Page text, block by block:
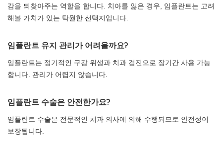
감을 되찾아주는 역할을 합니다. 치아를 잃은 경우, 임플란트는 고려
해볼 가치가 있는 탁월한 선택지입니다.
임플란트 유지 관리가 어려울까요?
임플란트는 정기적인 구강 위생과 치과 검진으로 장기간 사용 가능
합니다. 관리가 어렵지 않습니다.
임플란트 수술은 안전한가요?
임플란트 수술은 전문적인 치과 의사에 의해 수행되므로 안전성이
보장됩니다.